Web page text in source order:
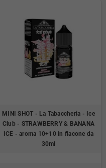
MINI SHOT - La Tabaccheria - Ice
Club - STRAWBERRY & BANANA
ICE - aroma 10+10 in flacone da
30ml